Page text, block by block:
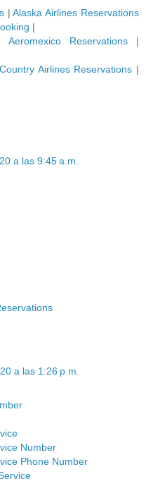
|Alaska Airlines Reservations
|
Aeromexico Reservations|
Airlines Reservations |
a las 9:45 a.m.
a las 1:26 p.m.
Number
Phone Number